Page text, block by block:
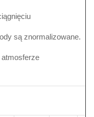
są znormalizowane.